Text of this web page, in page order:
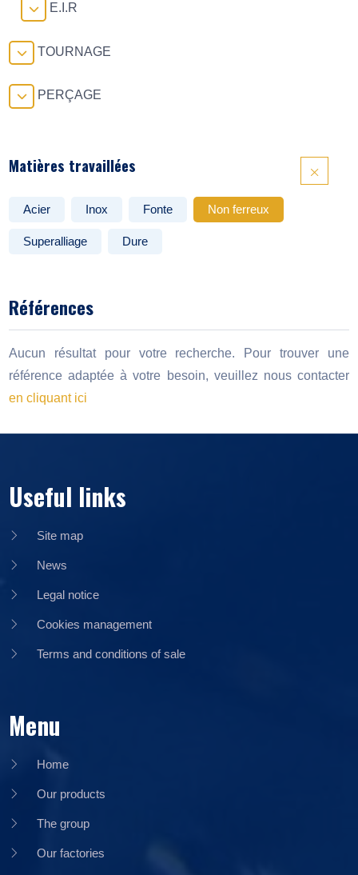
E.I.R
TOURNAGE
PERÇAGE
Matières travaillées
Acier Inox Fonte Non ferreux
Superalliage Dure
Références
Aucun résultat pour votre recherche. Pour trouver une
référence adaptée à votre besoin, veuillez nous contacter
en cliquant ici
Useful links
Site map
News
Legal notice
Cookies management
Terms and conditions of sale
Menu
Home
Our products
The group
Our factories